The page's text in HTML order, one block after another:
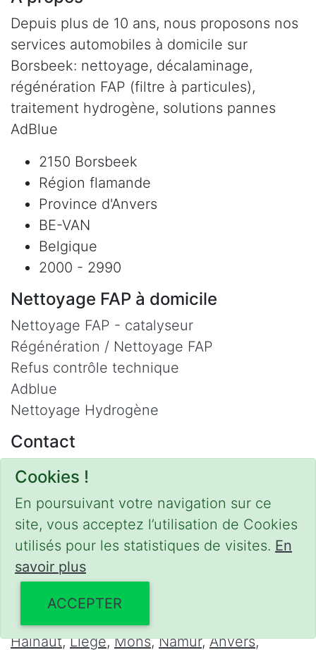
Cookies !
En poursuivant votre navigation sur ce
site, vous acceptez l’utilisation de Cookies
utilisés pour les statistiques de visites. En
savoir plus
ACCEPTER
Depuis plus de 10 ans, nous proposons nos
services automobiles à domicile sur
Borsbeek: nettoyage, décalaminage,
régénération FAP (filtre à particules),
traitement hydrogène, solutions pannes
AdBlue
2150 Borsbeek
Région flamande
Province d'Anvers
BE-VAN
Belgique
2000 - 2990
Nettoyage FAP à domicile
Nettoyage FAP - catalyseur
Régénération / Nettoyage FAP
Refus contrôle technique
Adblue
Nettoyage Hydrogène
Contact
Phone :
0475 47 20 19
Email :
mobilii@tcontact.me
Décalaminage & Régénération FAP à
domicile
Interventions urgentes sur la Belgique dans
les régions suivantes :
Bruxelles
Brabant Wallon
Hainaut,Liège,Mons,Namur,Anvers,